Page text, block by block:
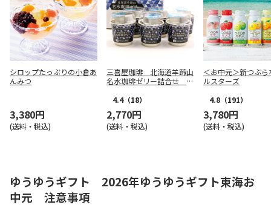
シロップたっぷりの小倉あ
んみつ
3,380円
(送料・税込)
三喜屋珈琲 北海道羊蹄山
名水珈琲ゼリー詰合せ M
4.4（18）
2,770円
(送料・税込)
＜お中元＞新つぶら
ルスターズ
4.8 （191）
3,780円
(送料・税込)
ゆうゆうギフト 2026年ゆうゆうギフト東海お
中元 注意事項